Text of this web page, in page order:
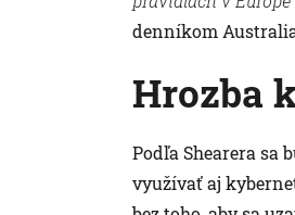
denníkom
Hrozba
Podľa Shearera sa
využívať aj